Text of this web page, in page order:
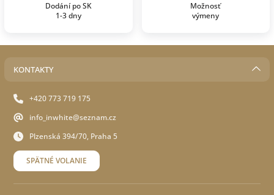
Dodání po SK
1-3 dny
Možnosť
výmeny
KONTAKTY
+420 773 719 175
info_inwhite@seznam.cz
Plzenská 394/70, Praha 5
SPÄTNÉ VOLANIE